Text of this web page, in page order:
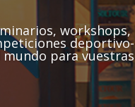
workshops,
deportivo-
para vuestras